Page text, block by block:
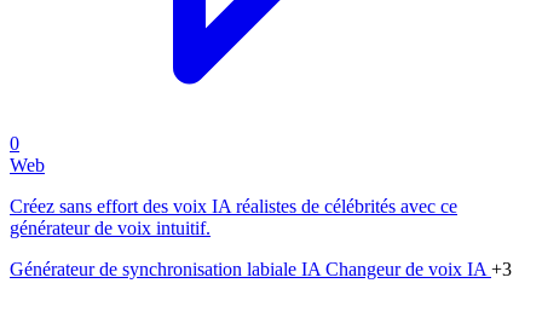
0
Web
Créez sans effort des voix IA réalistes de célébrités avec ce
générateur de voix intuitif.
Générateur de synchronisation labiale IA Changeur de voix IA +3